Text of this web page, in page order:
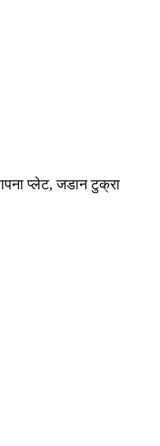
प्लेट, जडान टुक्रा